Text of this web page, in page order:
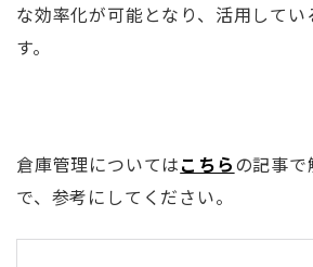
な効率化が可能となり、活用してい
す。
倉庫管理についてはこちらの記事
で、参考にしてください。